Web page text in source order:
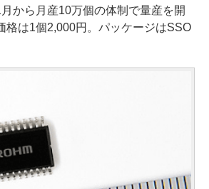
から月産10万個の体制で量産を開
格は1個2,000円。パッケージはSSO